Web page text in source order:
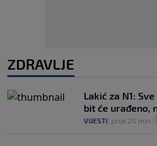
ZDRAVLJE
Lakić za N1:
bit će urađeno,
VIJESTI prije 20 min